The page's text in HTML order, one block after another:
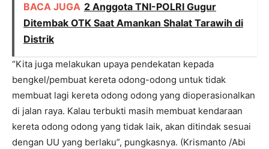
BACA JUGA 2 Anggota TNI-POLRI Gugur
Ditembak OTK Saat Amankan Shalat Tarawih di
Distrik
“Kita juga melakukan upaya pendekatan kepada
bengkel/pembuat kereta odong-odong untuk tidak
membuat lagi kereta odong odong yang dioperasionalkan
di jalan raya. Kalau terbukti masih membuat kendaraan
kereta odong odong yang tidak laik, akan ditindak sesuai
dengan UU yang berlaku”, pungkasnya. (Krismanto /Abi